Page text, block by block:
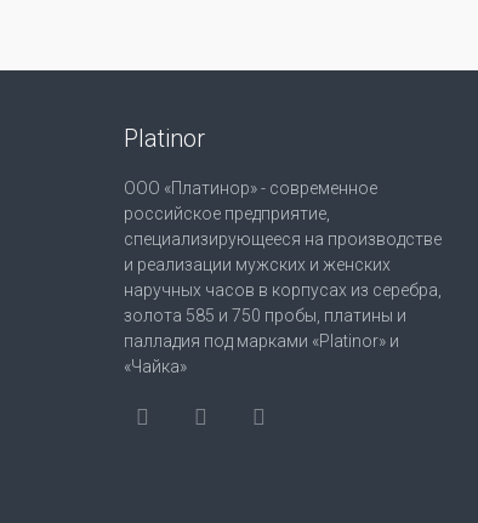
Platinor
ООО «Платинор» - современное
российское предприятие,
специализирующееся на производстве
и реализации мужских и женских
наручных часов в корпусах из серебра,
золота 585 и 750 пробы, платины и
палладия под марками «Platinor» и
«Чайка»